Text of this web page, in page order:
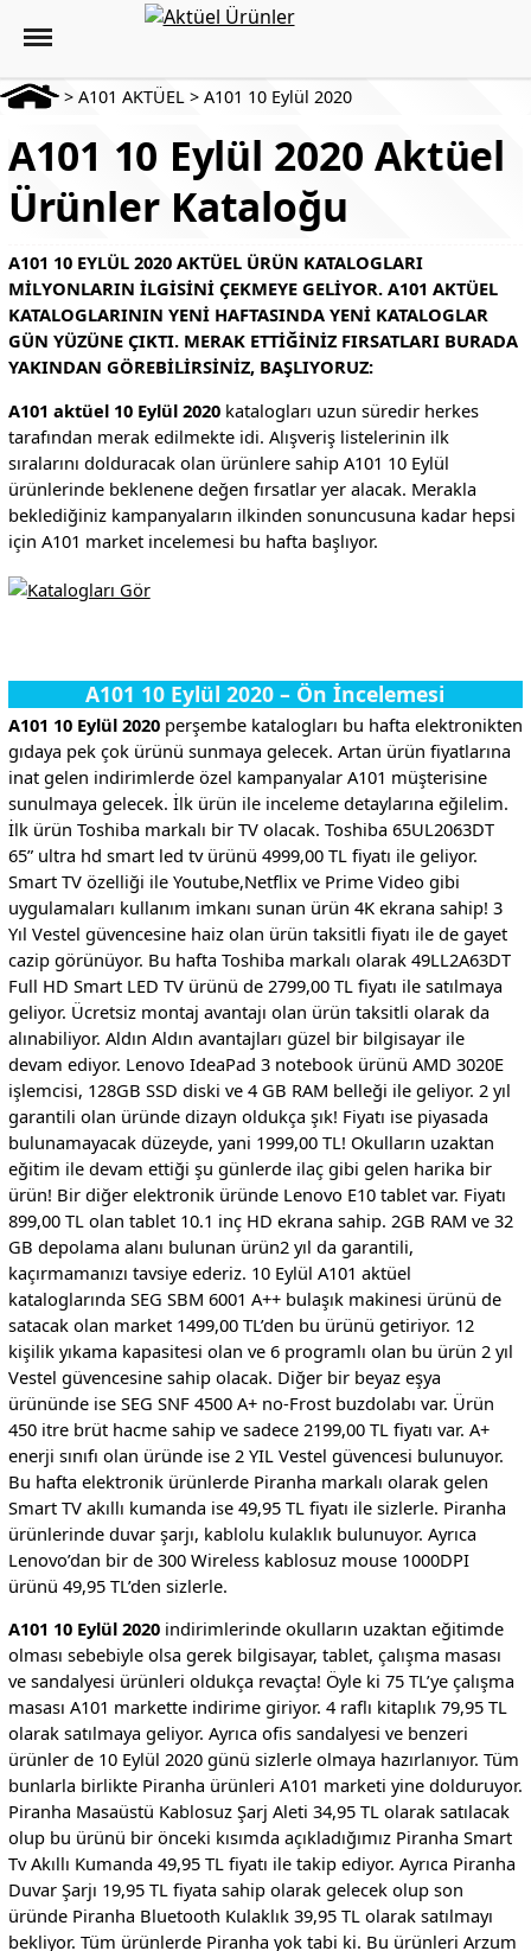
> A101 AKTÜEL > A101 10 Eylül 2020
A101 10 Eylül 2020 Aktüel
Ürünler Kataloğu
A101 10 EYLÜL 2020 AKTÜEL ÜRÜN KATALOGLARI
MILYONLARIN ILGISINI ÇEKMEYE GELIYOR. A101 AKTÜEL
KATALOGLARININ YENI HAFTASINDA YENI KATALOGLAR
GÜN YÜZÜNE ÇIKTI. MERAK ETTIĞINIZ FIRSATLARI BURADA
YAKINDAN GÖREBILIRSINIZ, BAŞLIYORUZ:
A101 aktüel 10 Eylül 2020katalogları uzun süredir herkes
tarafından merak edilmekte idi. Alışveriş listelerinin ilk
sıralarını dolduracak olan ürünlere sahip A101 10 Eylül
ürünlerinde beklenene değen fırsatlar yer alacak. Merakla
beklediğiniz kampanyaların ilkinden sonuncusuna kadar hepsi
için A101 market incelemesi bu hafta başlıyor.
A101 10 Eylül 2020 – Ön İncelemesi
A101 10 Eylül 2020perşembe katalogları bu hafta elektronikten
gıdaya pek çok ürünü sunmaya gelecek. Artan ürün fiyatlarına
inat gelen indirimlerde özel kampanyalar A101 müşterisine
sunulmaya gelecek. İlk ürün ile inceleme detaylarına eğilelim.
İlk ürün Toshiba markalı bir TV olacak. Toshiba 65UL2063DT
65” ultra hd smart led tv ürünü 4999,00 TL fiyatı ile geliyor.
Smart TV özelliği ile Youtube,Netflix ve Prime Video gibi
uygulamaları kullanım imkanı sunan ürün 4K ekrana sahip! 3
Yıl Vestel güvencesine haiz olan ürün taksitli fiyatı ile de gayet
cazip görünüyor. Bu hafta Toshiba markalı olarak 49LL2A63DT
Full HD Smart LED TV ürünü de 2799,00 TL fiyatı ile satılmaya
geliyor. Ücretsiz montaj avantajı olan ürün taksitli olarak da
alınabiliyor. Aldın Aldın avantajları güzel bir bilgisayar ile
devam ediyor. Lenovo IdeaPad 3 notebook ürünü AMD 3020E
işlemcisi, 128GB SSD diski ve 4 GB RAM belleği ile geliyor. 2 yıl
garantili olan üründe dizayn oldukça şık! Fiyatı ise piyasada
bulunamayacak düzeyde, yani 1999,00 TL! Okulların uzaktan
eğitim ile devam ettiği şu günlerde ilaç gibi gelen harika bir
ürün! Bir diğer elektronik üründe Lenovo E10 tablet var. Fiyatı
899,00 TL olan tablet 10.1 inç HD ekrana sahip. 2GB RAM ve 32
GB depolama alanı bulunan ürün2 yıl da garantili,
kaçırmamanızı tavsiye ederiz. 10 Eylül A101 aktüel
kataloglarında SEG SBM 6001 A++ bulaşık makinesi ürünü de
satacak olan market 1499,00 TL’den bu ürünü getiriyor. 12
kişilik yıkama kapasitesi olan ve 6 programlı olan bu ürün 2 yıl
Vestel güvencesine sahip olacak. Diğer bir beyaz eşya
ürününde ise SEG SNF 4500 A+ no-Frost buzdolabı var. Ürün
450 itre brüt hacme sahip ve sadece 2199,00 TL fiyatı var. A+
enerji sınıfı olan üründe ise 2 YIL Vestel güvencesi bulunuyor.
Bu hafta elektronik ürünlerde Piranha markalı olarak gelen
Smart TV akıllı kumanda ise 49,95 TL fiyatı ile sizlerle. Piranha
ürünlerinde duvar şarjı, kablolu kulaklık bulunuyor. Ayrıca
Lenovo’dan bir de 300 Wireless kablosuz mouse 1000DPI
ürünü 49,95 TL’den sizlerle.
A101 10 Eylül 2020indirimlerinde okulların uzaktan eğitimde
olması sebebiyle olsa gerek bilgisayar, tablet, çalışma masası
ve sandalyesi ürünleri oldukça revaçta! Öyle ki 75 TL’ye çalışma
masası A101 markette indirime giriyor. 4 raflı kitaplık 79,95 TL
olarak satılmaya geliyor. Ayrıca ofis sandalyesi ve benzeri
ürünler de 10 Eylül 2020 günü sizlerle olmaya hazırlanıyor. Tüm
bunlarla birlikte Piranha ürünleri A101 marketi yine dolduruyor.
Piranha Masaüstü Kablosuz Şarj Aleti 34,95 TL olarak satılacak
olup bu ürünü bir önceki kısımda açıkladığımız Piranha Smart
Tv Akıllı Kumanda 49,95 TL fiyatı ile takip ediyor. Ayrıca Piranha
Duvar Şarjı 19,95 TL fiyata sahip olarak gelecek olup son
üründe Piranha Bluetooth Kulaklık 39,95 TL olarak satılmayı
bekliyor. Tüm ürünlerde Piranha yok tabi ki. Bu ürünleri Arzum